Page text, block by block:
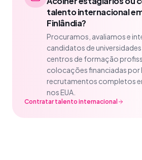
talento internacional
Finlândia?
Procuramos, avaliamos e
candidatos de
centros de formação
colocações financiadas por
recrutamentos completos
nos EUA.
Contratar talento internacional